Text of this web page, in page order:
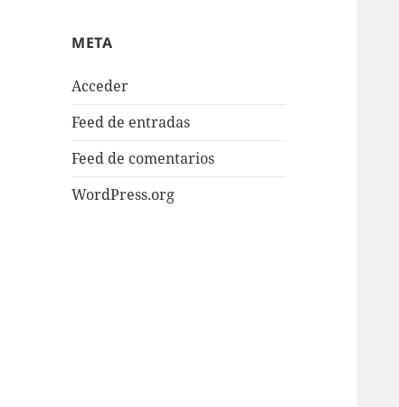
META
Acceder
Feed de entradas
Feed de comentarios
WordPress.org